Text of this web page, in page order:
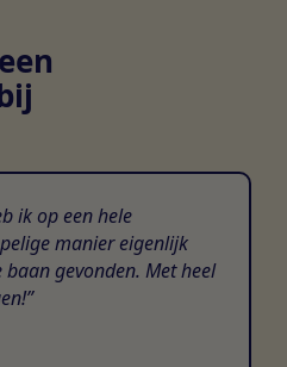
ik op een hele
manier eigenlijk
baan gevonden. Met heel